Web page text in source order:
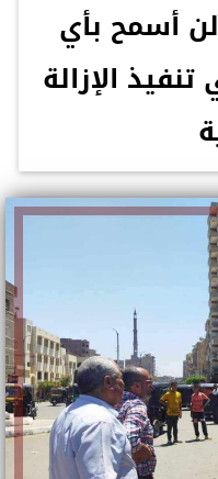
أسمح بأي
الإزالة